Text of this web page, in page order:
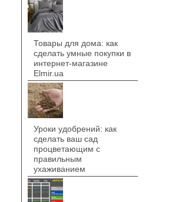
Товары для дома: как
сделать умные покупки в
интернет-магазине
Elmir.ua
Уроки удобрений: как
сделать ваш сад
процветающим с
правильным
ухаживанием